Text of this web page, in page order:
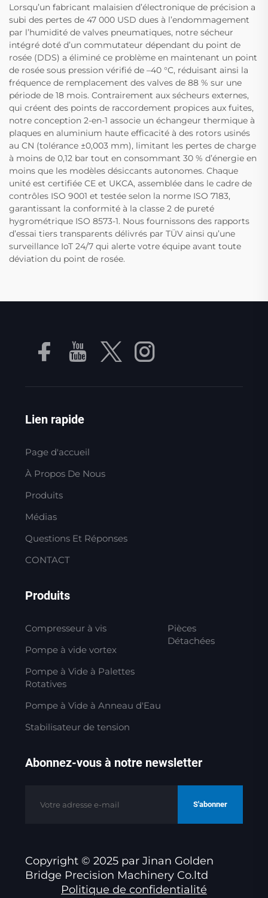
Lorsqu’un fabricant malaisien d’électronique de précision a
subi des pertes de 47 000 USD dues à l’endommagement
par l’humidité de valves pneumatiques, notre sécheur
intégré doté d’un commutateur dépendant du point de
rosée (DDS) a éliminé ce problème en maintenant un point
de rosée sous pression vérifié de –40 °C, réduisant ainsi la
fréquence de remplacement des valves de 88 % sur une
période de 18 mois. Contrairement aux sécheurs externes,
qui créent des points de raccordement propices aux fuites,
notre conception 2-en-1 associe un échangeur thermique à
plaques en aluminium haute efficacité à des rotors usinés
au CN (tolérance ±0,003 mm), limitant les pertes de charge
à moins de 0,12 bar tout en consommant 30 % d’énergie en
moins que les modèles désiccants autonomes. Chaque
unité est certifiée CE et UKCA, assemblée dans le cadre de
contrôles ISO 9001 et testée selon la norme ISO 7183,
garantissant la conformité à la classe 2 de pureté
hygrométrique ISO 8573-1. Nous fournissons des rapports
d’essai tiers transparents délivrés par TÜV ainsi qu’une
surveillance IoT 24/7 qui alerte votre équipe avant toute
déviation du point de rosée.
Lien rapide
Page d'accueil
À Propos De Nous
Produits
Médias
Questions Et Réponses
CONTACT
Produits
Compresseur à vis
Pompe à vide vortex
Pompe à Vide à Palettes
Rotatives
Pompe à Vide à Anneau d'Eau
Stabilisateur de tension
Pièces
Détachées
Abonnez-vous à notre newsletter
S'abonner
Copyright © 2025 par Jinan Golden
Bridge Precision Machinery Co.ltd
Politique de confidentialité